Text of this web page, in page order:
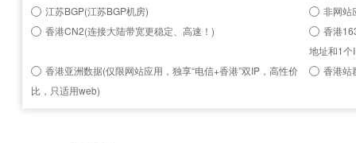
江苏BGP(江苏BGP机房)
非网站
香港CN2(连接大陆带宽更稳定、高速！)
香港
地址和1个
香港亚洲数据(仅限网站应用，独享“电信+香港”双IP，高性价
比，只适用web)
香港站